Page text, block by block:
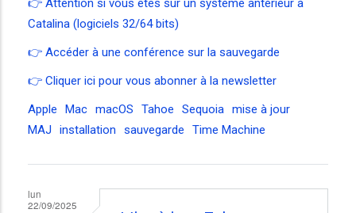
👉 Attention si vous êtes sur un système antérieur à
Catalina (logiciels 32/64 bits)
👉 Accéder à une conférence sur la sauvegarde
👉 Cliquer ici pour vous abonner à la newsletter
Apple
Mac macOS Tahoe Sequoia mise à jour
MAJ
installation sauvegarde Time Machine
lun
22/09/2025